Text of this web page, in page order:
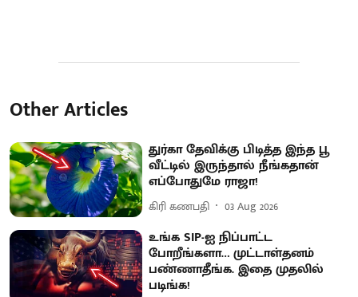
Other Articles
துர்கா தேவிக்கு பிடித்த இந்த பூ
வீட்டில் இருந்தால் நீங்கதான்
எப்போதுமே ராஜா!
கிரி கணபதி 03 Aug 2026
உங்க SIP-ஐ நிப்பாட்ட
போறீங்களா… முட்டாள்தனம்
பண்ணாதீங்க. இதை முதலில்
படிங்க!